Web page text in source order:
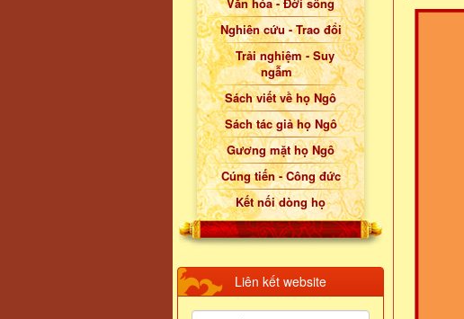
Nghiên cứu - Trao đổi
Trải nghiệm - Suy
ngẫm
Sách viết về họ Ngô
Sách tác giả họ Ngô
Gương mặt họ Ngô
Cúng tiến - Công đức
Kết nối dòng họ
Liên kết website